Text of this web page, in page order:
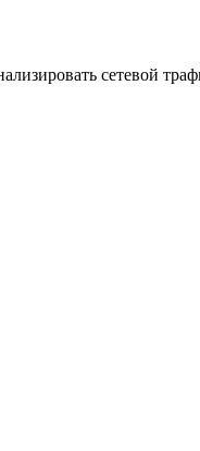
сетевой